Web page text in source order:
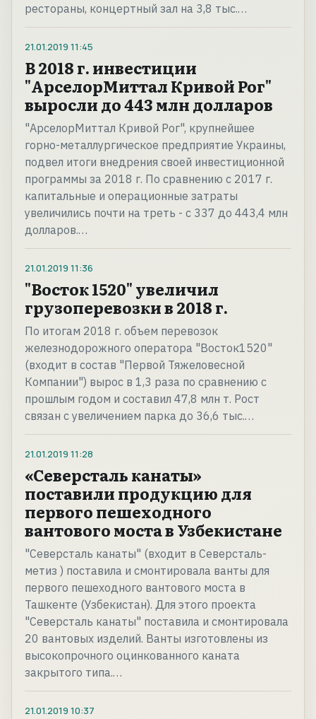
рестораны, концертный зал на 3,8 тыс.…
21.01.2019 11:45
В 2018 г. инвестиции
"АрселорМиттал Кривой Рог"
выросли до 443 млн долларов
"АрселорМиттал Кривой Рог", крупнейшее
горно-металлургическое предприятие Украины,
подвел итоги внедрения своей инвестиционной
программы за 2018 г. По сравнению с 2017 г.
капитальные и операционные затраты
увеличились почти на треть - с 337 до 443,4 млн
долларов.…
21.01.2019 11:36
"Восток 1520" увеличил
грузоперевозки в 2018 г.
По итогам 2018 г. объем перевозок
железнодорожного оператора "Восток1520"
(входит в состав "Первой Тяжеловесной
Компании") вырос в 1,3 раза по сравнению с
прошлым годом и составил 47,8 млн т. Рост
связан с увеличением парка до 36,6 тыс.…
21.01.2019 11:28
«Северсталь канаты»
поставили продукцию для
первого пешеходного
вантового моста в Узбекистане
"Северсталь канаты" (входит в Северсталь-
метиз ) поставила и смонтировала ванты для
первого пешеходного вантового моста в
Ташкенте (Узбекистан). Для этого проекта
"Северсталь канаты" поставила и смонтировала
20 вантовых изделий. Ванты изготовлены из
высокопрочного оцинкованного каната
закрытого типа.…
21.01.2019 10:37